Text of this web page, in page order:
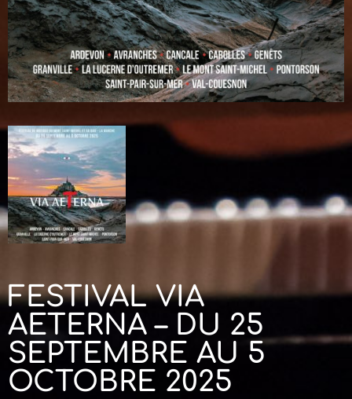
FESTIVAL VIA
AETERNA – DU 25
SEPTEMBRE AU 5
OCTOBRE 2025